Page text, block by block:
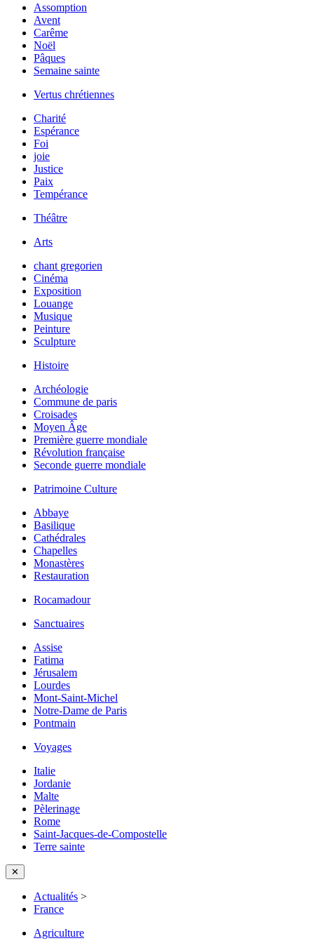
Assomption
Avent
Carême
Noël
Pâques
Semaine sainte
Vertus chrétiennes
Charité
Espérance
Foi
joie
Justice
Paix
Tempérance
Théâtre
Arts
chant gregorien
Cinéma
Exposition
Louange
Musique
Peinture
Sculpture
Histoire
Archéologie
Commune de paris
Croisades
Moyen Âge
Première guerre mondiale
Révolution française
Seconde guerre mondiale
Patrimoine Culture
Abbaye
Basilique
Cathédrales
Chapelles
Monastères
Restauration
Rocamadour
Sanctuaires
Assise
Fatima
Jérusalem
Lourdes
Mont-Saint-Michel
Notre-Dame de Paris
Pontmain
Voyages
Italie
Jordanie
Malte
Pèlerinage
Rome
Saint-Jacques-de-Compostelle
Terre sainte
✕
Actualités >
France
Agriculture